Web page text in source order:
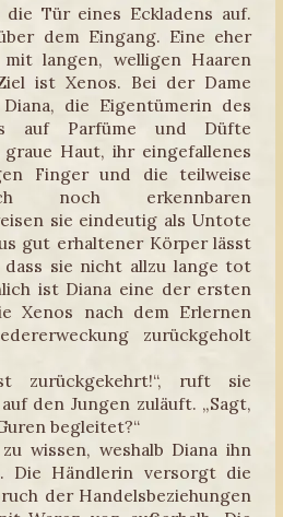
Tür eines Eckladens auf.
dem Eingang. Eine eher
langen, welligen Haaren
ist Xenos. Bei der Dame
die Eigentümerin des
auf Parfüme und Düfte
Haut, ihr eingefallenes
Finger und die teilweise
noch erkennbaren
sie eindeutig als Untote
gut erhaltener Körper lässt
dass sie nicht allzu lange tot
ist Diana eine der ersten
Xenos nach dem Erlernen
zurückgeholt
zurückgekehrt!“, ruft sie
den Jungen zuläuft. „Sagt,
begleitet?“
wissen, weshalb Diana ihn
Die Händlerin versorgt die
der Handelsbeziehungen